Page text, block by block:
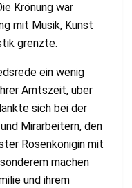
Krönung war
mit Musik, Kunst
grenzte.
ein wenig
Amtszeit, über
sich bei der
Mirarbeitern, den
Rosenkönigin mit
machen
und ihrem